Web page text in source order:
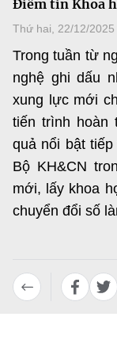
Sở Khoa học
Chuyển đổi số
Bưu chính,
Sở hữu trí tuệ
Tiêu chuẩn,
Năng lượng
Tin tổng hợp
Văn bản chỉ
Lấy ý kiến
THỐNG KÊ
Khoa học và
Đổi mới sáng
Chuyển đổi số
Bưu chính,
Tiêu chuẩn,
Multimedia
THƯ ĐIỆN TỬ
Khác
Videos
Voice
Điểm tin Khoa
Thứ hai, 22/12/2025
Trong tuần từ
nghệ ghi dấu
xung lực mới
tiến trình hoàn
quả nổi bật
Bộ KH&CN
mới, lấy khoa
chuyển đổi số